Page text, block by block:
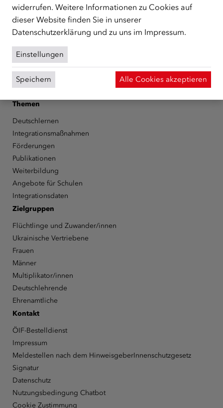
Über den ÖIF
Der Österreichische Integrationsfonds (ÖIF)
Presse
Informationen erhalten
Karriere
Themen
Deutschlernen
Integrationsmaßnahmen
Förderungen
Publikationen
Weiterbildung
Angebote für Schulen
Integrationsdaten
Zielgruppen
Flüchtlinge und Zuwander/innen
Ukrainische Vertriebene
Frauen
Männer
Multiplikator/innen
Deutschlehrende
Ehrenamtliche
Kontakt
ÖIF-Bestelldienst
Impressum
Meldestellen nach dem HinweisgeberInnenschutzgesetz
Signatur
Datenschutz
Nutzungsbedingung Chatbot
Cookie Zustimmung
widerrufen. Weitere Informationen zu Cookies auf
dieser Website finden Sie in unserer
Datenschutzerklärung und zu uns im Impressum.
Einstellungen
Speichern Alle Cookies akzeptieren